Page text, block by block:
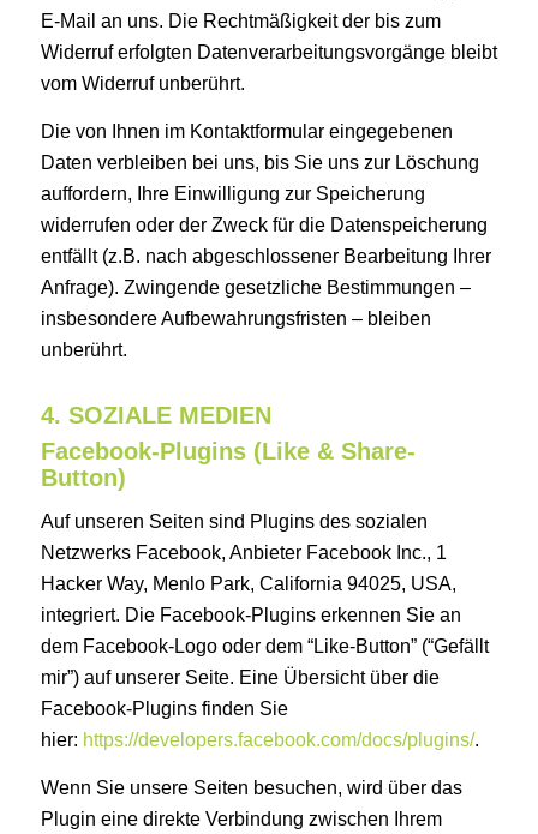
E-Mail an uns. Die Rechtmäßigkeit der bis zum
Widerruf erfolgten Datenverarbeitungsvorgänge bleibt
vom Widerruf unberührt.
Die von Ihnen im Kontaktformular eingegebenen
Daten verbleiben bei uns, bis Sie uns zur Löschung
auffordern, Ihre Einwilligung zur Speicherung
widerrufen oder der Zweck für die Datenspeicherung
entfällt (z.B. nach abgeschlossener Bearbeitung Ihrer
Anfrage). Zwingende gesetzliche Bestimmungen –
insbesondere Aufbewahrungsfristen – bleiben
unberührt.
4. SOZIALE MEDIEN
Facebook-Plugins (Like & Share-
Button)
Auf unseren Seiten sind Plugins des sozialen
Netzwerks Facebook, Anbieter Facebook Inc., 1
Hacker Way, Menlo Park, California 94025, USA,
integriert. Die Facebook-Plugins erkennen Sie an
dem Facebook-Logo oder dem “Like-Button” (“Gefällt
mir”) auf unserer Seite. Eine Übersicht über die
Facebook-Plugins finden Sie
hier: https://developers.facebook.com/docs/plugins/.
Wenn Sie unsere Seiten besuchen, wird über das
Plugin eine direkte Verbindung zwischen Ihrem